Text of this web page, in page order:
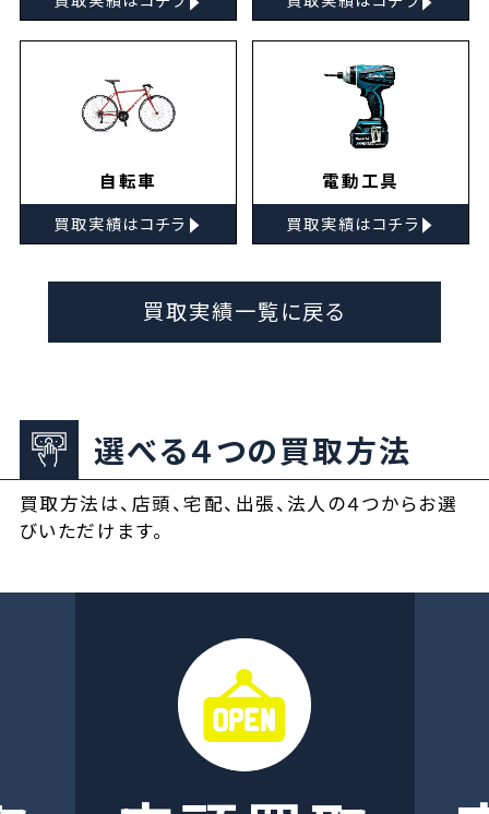
自転車
買取実績はコチラ ▸
電動工具
買取実績はコチラ ▸
買取実績一覧に戻る
選べる４つの買取方法
買取方法は、店頭、宅配、出張、法人の４つからお選
びいただけます。